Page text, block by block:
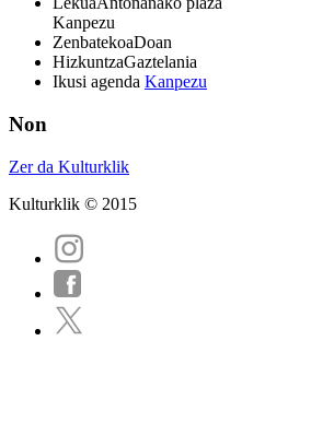
Kanpezu
ZenbatekoaDoan
HizkuntzaGaztelania
Ikusi agenda Kanpezu
Non
Zer da Kulturklik
Kulturklik © 2015